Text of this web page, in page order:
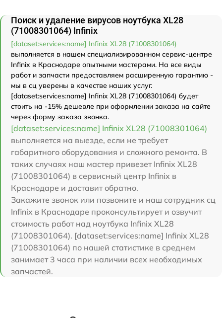
Поиск и удаление вирусов ноутбука XL28
(71008301064) Infinix
[dataset:services:name] Infinix XL28 (71008301064)
выполняется в нашем специализированном сервис-центре
Infinix в Краснодаре опытными мастерами. На все виды
работ и запчасти предоставляем расширенную гарантию -
мы в сц уверены в качестве наших услуг.
[dataset:services:name] Infinix XL28 (71008301064) будет
стоить на -15% дешевле при оформлении заказа на сайте
через форму заказа звонка.
[dataset:services:name] Infinix XL28 (71008301064)
выполняется на выезде, если не требует
габаритного оборудования и сложного ремонта. В
таких случаях наш мастер привезет Infinix XL28
(71008301064) в сервисный центр Infinix в
Краснодаре и доставит обратно.
Закажите звонок или позвоните и наш сотрудник сц
Infinix в Краснодаре проконсультирует и озвучит
стоимость работ над ноутбука Infinix XL28
(71008301064). [dataset:services:name] Infinix XL28
(71008301064) по нашей статистике в среднем
занимает 3 часа при наличии всех необходимых
запчастей.